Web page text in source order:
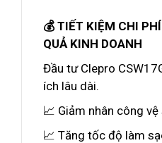
💰 TIẾT KIỆM CHI
QUẢ KINH DOANH
Đầu tư Clepro
ích lâu dài.
📈 Giảm nhân công vệ
📈 Tăng tốc độ làm